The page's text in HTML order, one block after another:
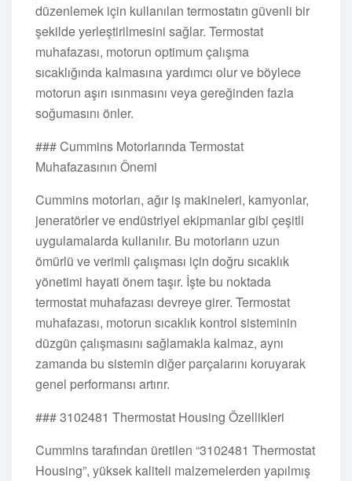
düzenlemek için kullanılan termostatın güvenli bir
şekilde yerleştirilmesini sağlar. Termostat
muhafazası, motorun optimum çalışma
sıcaklığında kalmasına yardımcı olur ve böylece
motorun aşırı ısınmasını veya gereğinden fazla
soğumasını önler.
### Cummins Motorlarında Termostat
Muhafazasının Önemi
Cummins motorları, ağır iş makineleri, kamyonlar,
jeneratörler ve endüstriyel ekipmanlar gibi çeşitli
uygulamalarda kullanılır. Bu motorların uzun
ömürlü ve verimli çalışması için doğru sıcaklık
yönetimi hayati önem taşır. İşte bu noktada
termostat muhafazası devreye girer. Termostat
muhafazası, motorun sıcaklık kontrol sisteminin
düzgün çalışmasını sağlamakla kalmaz, aynı
zamanda bu sistemin diğer parçalarını koruyarak
genel performansı artırır.
### 3102481 Thermostat Housing Özellikleri
Cummins tarafından üretilen “3102481 Thermostat
Housing”, yüksek kaliteli malzemelerden yapılmış